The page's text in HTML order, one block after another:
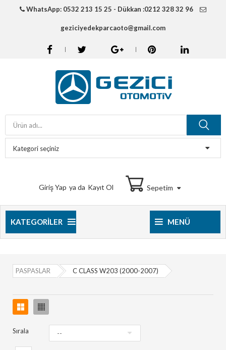
WhatsApp: 0532 213 15 25 - Dükkan :0212 328 32 96
geziciyedekparcaoto@gmail.com
Giriş Yap ya da Kayıt Ol Sepetim
KATEGORILER MENÜ
PASPASLAR C CLASS W203 (2000-2007)
Sırala